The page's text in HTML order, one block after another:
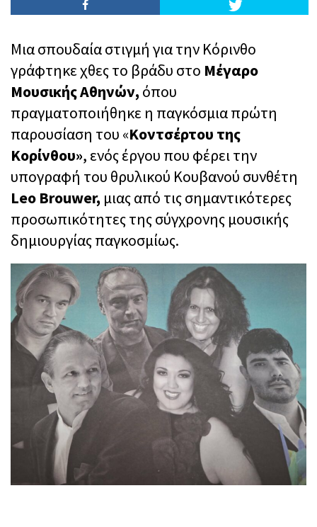
Μια σπουδαία στιγμή για την Κόρινθο
γράφτηκε χθες το βράδυ στο Μέγαρο
Μουσικής Αθηνών, όπου
πραγματοποιήθηκε η παγκόσμια πρώτη
παρουσίαση του «Κοντσέρτου της
Κορίνθου», ενός έργου που φέρει την
υπογραφή του θρυλικού Κουβανού συνθέτη
Leo Brouwer, μιας από τις σημαντικότερες
προσωπικότητες της σύγχρονης μουσικής
δημιουργίας παγκοσμίως.